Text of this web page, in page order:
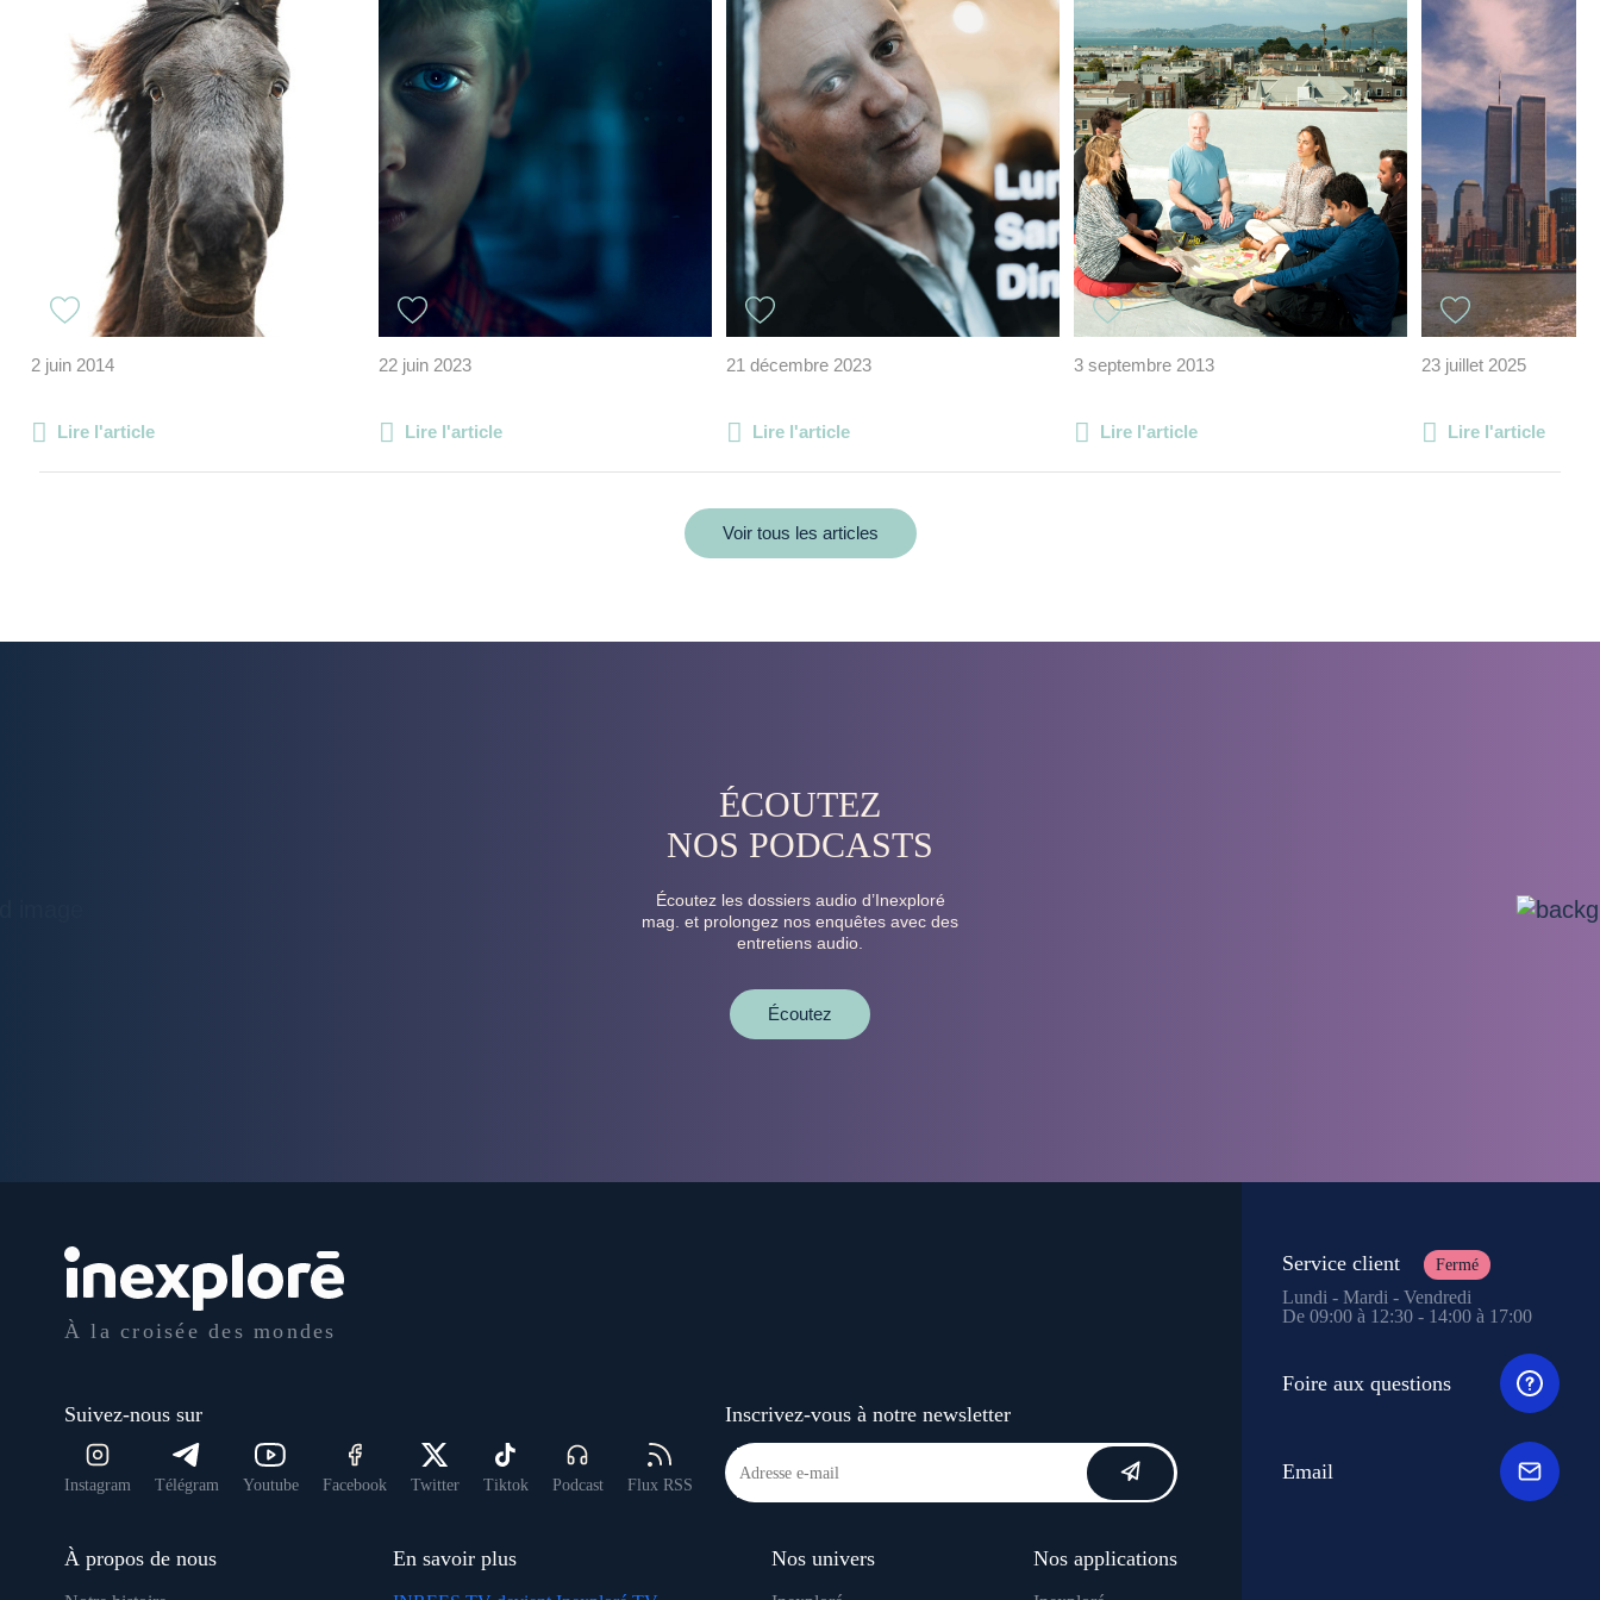
2 juin 2014
Lire l'article
22 juin 2023
Lire l'article
21 décembre 2023
Lire l'article
3 septembre 2013
Lire l'article
23 juillet 2025
Lire l'article
Voir tous les articles
ÉCOUTEZ
NOS PODCASTS
Écoutez les dossiers audio d’Inexploré
mag. et prolongez nos enquêtes avec des
entretiens audio.
Écoutez
À la croisée des mondes
Suivez-nous sur
Instagram Télégram Youtube Facebook Twitter Tiktok Podcast Flux RSS
Inscrivez-vous à notre newsletter
À propos de nous En savoir plus Nos univers Nos applications
Service client Fermé
Lundi - Mardi - Vendredi
De 09:00 à 12:30 - 14:00 à 17:00
Foire aux questions
Email